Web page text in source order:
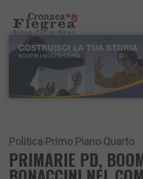
Politica Primo Piano Quarto
PRIMARIE PD,